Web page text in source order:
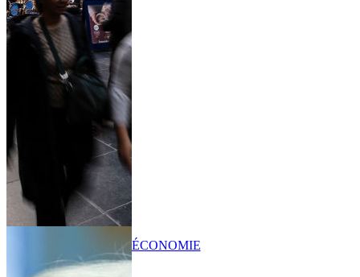
ÉCONOMIE